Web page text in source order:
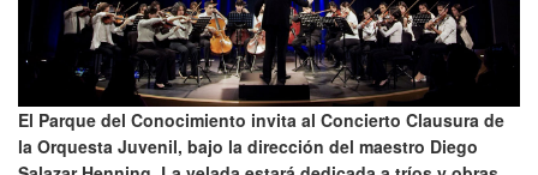
El Parque del Conocimiento invita al Concierto Clausura de
la Orquesta Juvenil, bajo la dirección del maestro Diego